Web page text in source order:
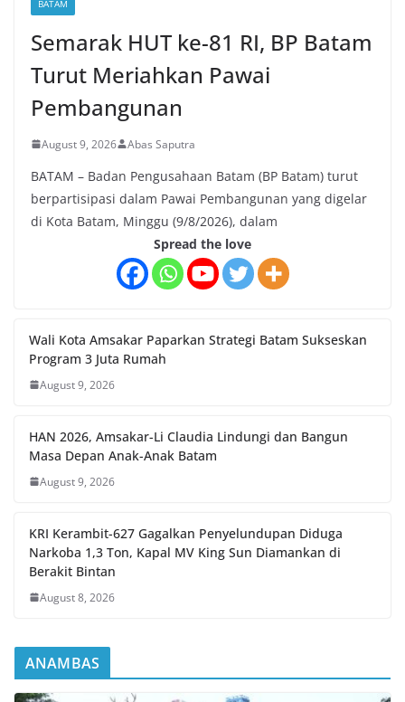
BATAM
Semarak HUT ke-81 RI, BP Batam
Turut Meriahkan Pawai
Pembangunan
August 9, 2026 Abas Saputra
BATAM – Badan Pengusahaan Batam (BP Batam) turut
berpartisipasi dalam Pawai Pembangunan yang digelar
di Kota Batam, Minggu (9/8/2026), dalam
Spread the love
Wali Kota Amsakar Paparkan Strategi Batam Sukseskan
Program 3 Juta Rumah
August 9, 2026
HAN 2026, Amsakar-Li Claudia Lindungi dan Bangun
Masa Depan Anak-Anak Batam
August 9, 2026
KRI Kerambit-627 Gagalkan Penyelundupan Diduga
Narkoba 1,3 Ton, Kapal MV King Sun Diamankan di
Berakit Bintan
August 8, 2026
ANAMBAS